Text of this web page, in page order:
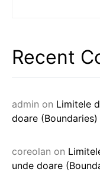
Recent
admin on Limitele
doare (Boundaries)
coreolan on
unde doare